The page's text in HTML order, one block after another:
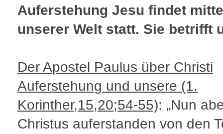
Auferstehung Jesu findet
unserer Welt statt. Sie betrifft
Der Apostel Paulus über Christi
Auferstehung und unsere (1.
Korinther,15,20;54-55): „Nun
Christus auferstanden von den